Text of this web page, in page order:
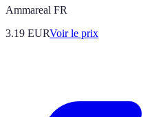
Ammareal FR
3.19 EURVoir le prix